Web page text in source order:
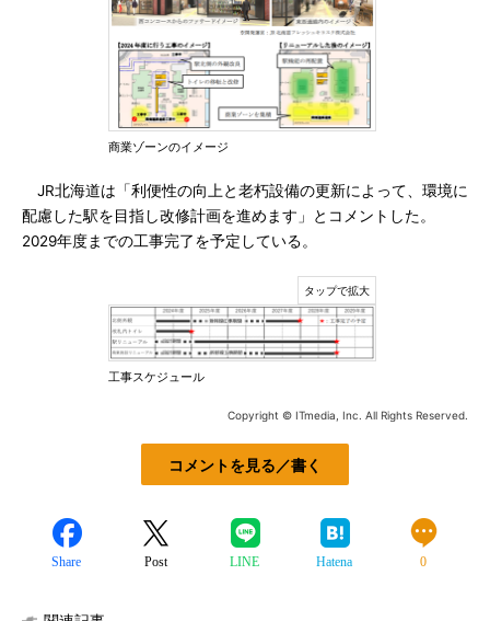
商業ゾーンのイメージ
JR北海道は「利便性の向上と老朽設備の更新によって、環境に
配慮した駅を目指し改修計画を進めます」とコメントした。
2029年度までの工事完了を予定している。
工事スケジュール
Copyright © ITmedia, Inc. All Rights Reserved.
コメントを見る／書く
Share Post LINE Hatena 0